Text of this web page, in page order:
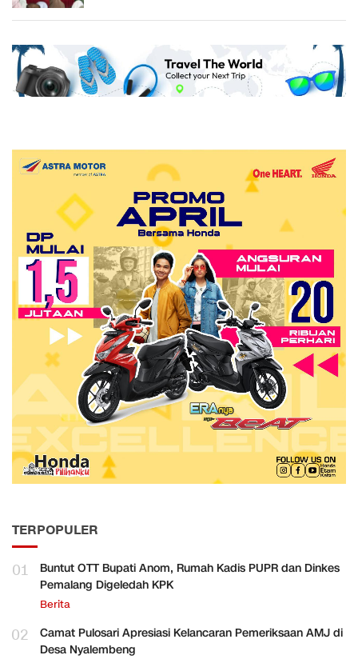
TERPOPULER
01
Buntut OTT Bupati Anom, Rumah Kadis PUPR dan Dinkes
Pemalang Digeledah KPK
Berita
02
Camat Pulosari Apresiasi Kelancaran Pemeriksaan AMJ di
Desa Nyalembeng